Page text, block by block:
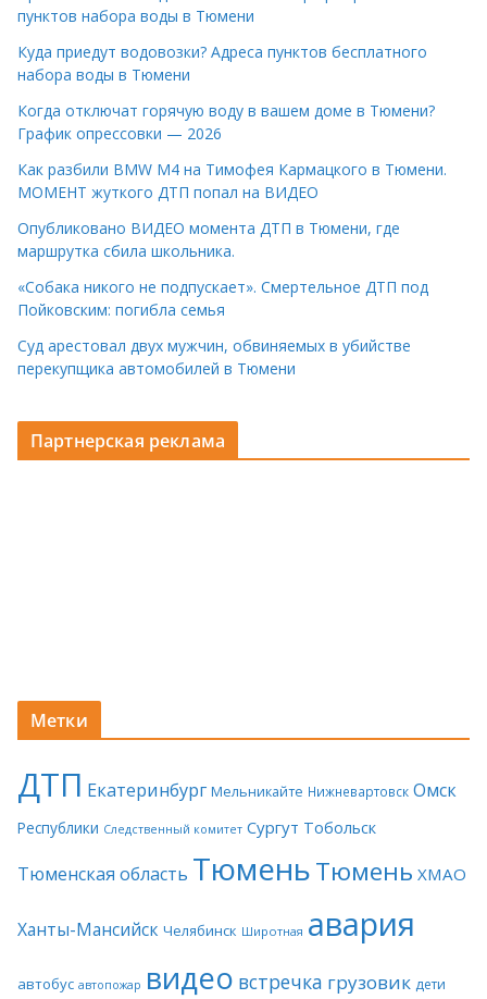
пунктов набора воды в Тюмени
Куда приедут водовозки? Адреса пунктов бесплатного
набора воды в Тюмени
Когда отключат горячую воду в вашем доме в Тюмени?
График опрессовки — 2026
Как разбили BMW M4 на Тимофея Кармацкого в Тюмени.
МОМЕНТ жуткого ДТП попал на ВИДЕО
Опубликовано ВИДЕО момента ДТП в Тюмени, где
маршрутка сбила школьника.
«Собака никого не подпускает». Смертельное ДТП под
Пойковским: погибла семья
Суд арестовал двух мужчин, обвиняемых в убийстве
перекупщика автомобилей в Тюмени
Партнерская реклама
Метки
ДТП Екатеринбург Мельникайте Нижневартовск Омск
Республики Следственный комитет Сургут Тобольск
Тюменская область ТюменьТюмень ХМАО
Ханты-Мансийск Челябинск Широтная авария
автобус автопожар видео встречка грузовик дети